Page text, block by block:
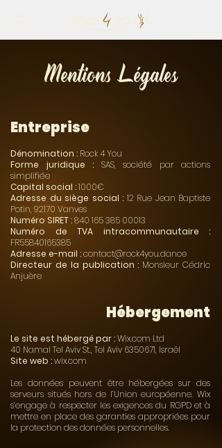
Mentions Légales
Entreprise
Dénomination : Rock 4 You
Forme juridique : SAS, société par actions
simplifiée
Capital social :1000€
Adresse du siège social : 12 Rue Jean Baptiste
Potin, 92170 Vanves
Numéro SIRET :840 165 385 00013
Numéro de TVA intracommunautaire :
FR55840165385
Adresse e-mail :contact@rock4you.dance
Directeur de la publication : Monsieur Cédric
Anjuère
Hébergement
Le site est hébergé par :Wix.com Ltd
40 Namal Tel Aviv St., Tel Aviv 6350671, Israël
Site web :wix.com
Les données peuvent être hébergées sur des
serveurs situés hors de l’Union européenne. Wix
s’engage à respecter les exigences du RGPD et à
mettre en place des garanties appropriées pour
la protection des données personnelles.